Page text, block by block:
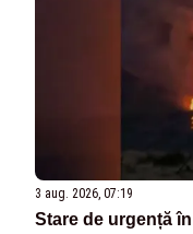
3 aug. 2026, 07:19
Stare de urgență